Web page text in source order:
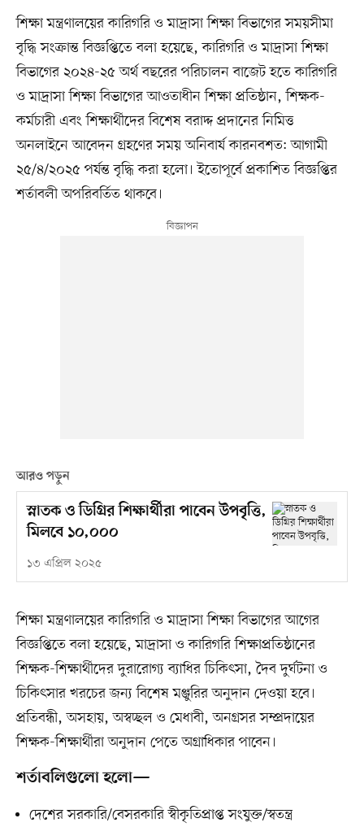
শিক্ষা মন্ত্রণালয়ের কারিগরি ও মাদ্রাসা শিক্ষা বিভাগের সময়সীমা
বৃদ্ধি সংক্রান্ত বিজ্ঞপ্তিতে বলা হয়েছে, কারিগরি ও মাদ্রাসা শিক্ষা
বিভাগের ২০২৪-২৫ অর্থ বছরের পরিচালন বাজেট হতে কারিগরি
ও মাদ্রাসা শিক্ষা বিভাগের আওতাধীন শিক্ষা প্রতিষ্ঠান, শিক্ষক-
কর্মচারী এবং শিক্ষার্থীদের বিশেষ বরাদ্দ প্রদানের নিমিত্ত
অনলাইনে আবেদন গ্রহণের সময় অনিবার্য কারনবশত: আগামী
২৫/৪/২০২৫ পর্যন্ত বৃদ্ধি করা হলো। ইতোপূর্বে প্রকাশিত বিজ্ঞপ্তির
শর্তাবলী অপরিবর্তিত থাকবে।
আরও পড়ুন
স্নাতক ও ডিগ্রির শিক্ষার্থীরা পাবেন উপবৃত্তি,
মিলবে ১০,০০০
১৩ এপ্রিল ২০২৫
শিক্ষা মন্ত্রণালয়ের কারিগরি ও মাদ্রাসা শিক্ষা বিভাগের আগের
বিজ্ঞপ্তিতে বলা হয়েছে, মাদ্রাসা ও কারিগরি শিক্ষাপ্রতিষ্ঠানের
শিক্ষক-শিক্ষার্থীদের দুরারোগ্য ব্যাধির চিকিৎসা, দৈব দুর্ঘটনা ও
চিকিৎসার খরচের জন্য বিশেষ মঞ্জুরির অনুদান দেওয়া হবে।
প্রতিবন্ধী, অসহায়, অস্বচ্ছল ও মেধাবী, অনগ্রসর সম্প্রদায়ের
শিক্ষক-শিক্ষার্থীরা অনুদান পেতে অগ্রাধিকার পাবেন।
শর্তাবলিগুলো হলো—
দেশের সরকারি/বেসরকারি স্বীকৃতিপ্রাপ্ত সংযুক্ত/স্বতন্ত্র